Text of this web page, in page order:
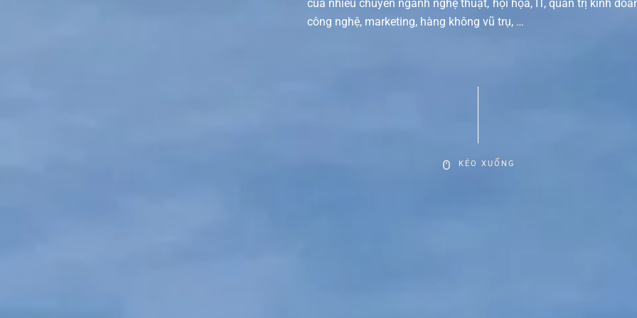
của nhiều chuyên ngành nghệ thuật, hội họa, IT, quản trị kinh
công nghệ, marketing, hàng không vũ trụ, …
KÉO XUỐNG